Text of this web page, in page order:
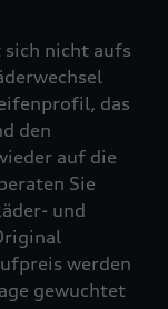
sich nicht aufs
das
den
auf die
Sie
und
werden
gewuchtet